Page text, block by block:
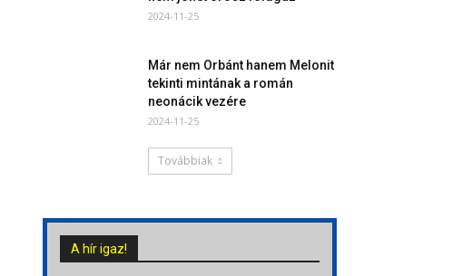
2024-11-25
Már nem Orbánt hanem Melonit
tekinti mintának a román
neonácik vezére
2024-11-25
Továbbiak
A hír igaz!